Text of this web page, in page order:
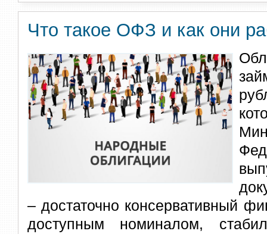
Что такое ОФЗ и как они
– достаточно консервативный
доступным номиналом,